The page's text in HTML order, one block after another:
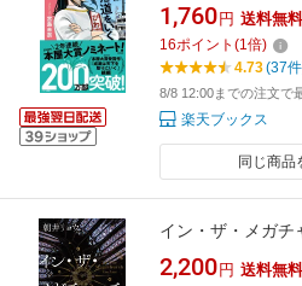
1,760 円 送料無料
16ポイント (1倍)
4.73(37
8/8 12:00までの注文で
楽天ブックス
同じ商品
イン・ザ・メガチ
2,200 円 送料無料